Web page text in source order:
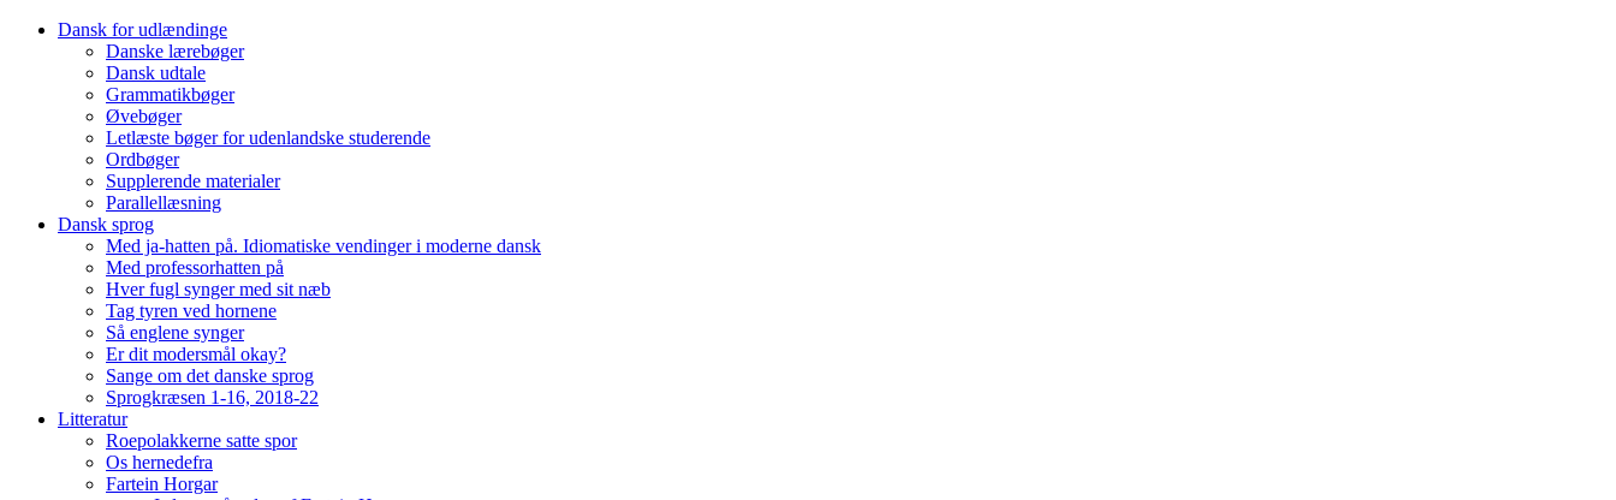
Dansk for udlændinge
Danske lærebøger
Dansk udtale
Grammatikbøger
Øvebøger
Letlæste bøger for udenlandske studerende
Ordbøger
Supplerende materialer
Parallellæsning
Dansk sprog
Med ja-hatten på. Idiomatiske vendinger i moderne dansk
Med professorhatten på
Hver fugl synger med sit næb
Tag tyren ved hornene
Så englene synger
Er dit modersmål okay?
Sange om det danske sprog
Sprogkræsen 1-16, 2018-22
Litteratur
Roepolakkerne satte spor
Os hernedefra
Fartein Horgar